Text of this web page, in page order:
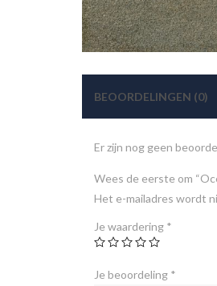
BEOORDELINGEN (0)
Er zijn nog geen
Wees de eerste om
Het e-mailadres wordt
Je waardering *
Je beoordeling *